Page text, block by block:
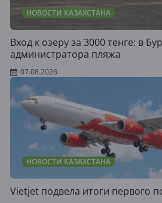
НОВОСТИ КАЗАХСТАНА
Вход к озеру за 3000 тенге: в
администратора пляжа
07.08.2026
НОВОСТИ КАЗАХСТАНА
Vietjet подвела итоги первого